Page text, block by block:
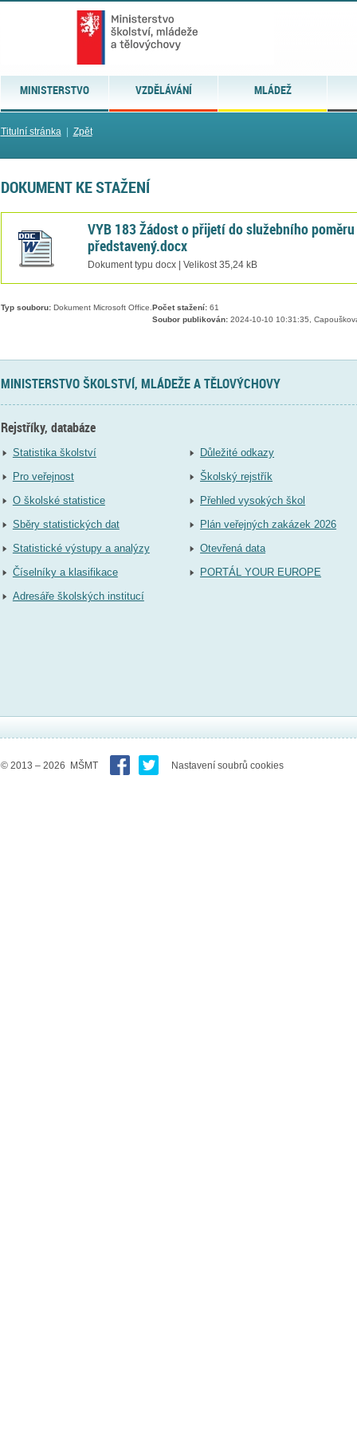
MINISTERSTVO VZDĚLÁVÁNÍ MLÁDEŽ
Titulní stránka| Zpět
DOKUMENT KE STAŽENÍ
VYB 183 Žádost o přijetí do služebního poměru
představený.docx
Dokument typu docx | Velikost 35,24 kB
Typ souboru:Dokument Microsoft Office. Počet stažení:61
Soubor publikován:2024-10-10 10:31:35,
MINISTERSTVO ŠKOLSTVÍ, MLÁDEŽE A TĚLOVÝCHOVY
Rejstříky, databáze
Statistika školství
Pro veřejnost
O školské statistice
Sběry statistických dat
Statistické výstupy a analýzy
Číselníky a klasifikace
Adresáře školských institucí
Důležité odkazy
Školský rejstřík
Přehled vysokých škol
Plán veřejných zakázek 2026
Otevřená data
PORTÁL YOUR EUROPE
© 2013 – 2026 MŠMT Nastavení soubrů cookies